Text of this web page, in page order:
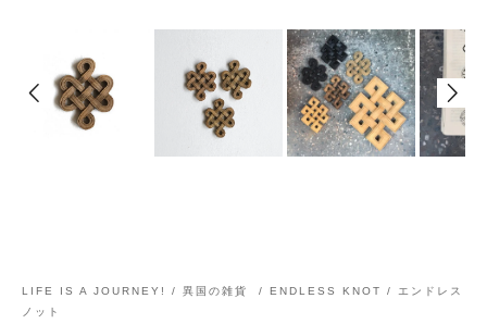
LIFE IS A JOURNEY! / 異国の雑貨 /
ENDLESS KNOT / エンドレス
ノット